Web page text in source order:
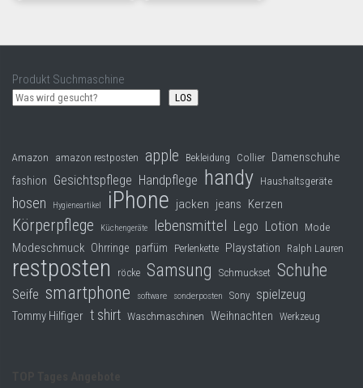
Produkt Suchmaschine
LOS
Amazon amazon restposten apple Bekleidung Collier Damenschuhe
fashion Gesichtspflege Handpflege handy Haushaltsgeräte
hosen Hygieneartikel iPhone jacken jeans Kerzen
Körperpflege Küchengeräte lebensmittel Lego Lotion Mode
Modeschmuck Ohrringe parfüm Perlenkette Playstation Ralph Lauren
restposten röcke Samsung Schmuckset Schuhe
Seife smartphone software sonderposten Sony spielzeug
Tommy Hilfiger t shirt Waschmaschinen Weihnachten Werkzeug